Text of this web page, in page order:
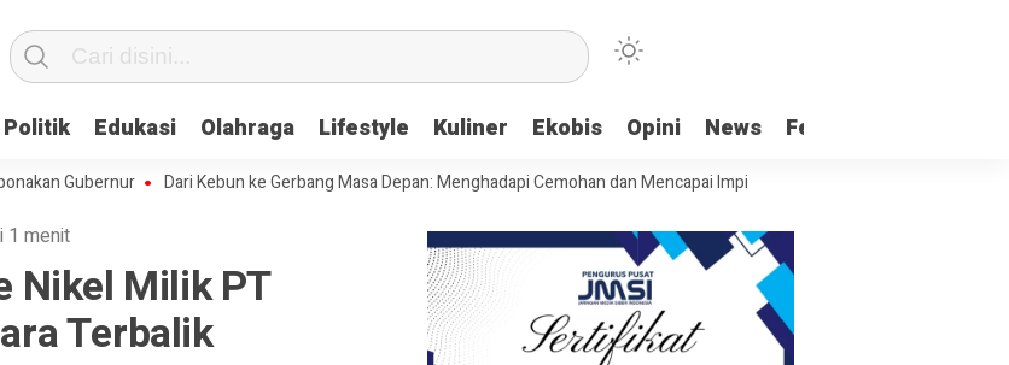
Politik Edukasi Olahraga Lifestyle Kuliner Ekobis Opini News Feature
Dari Kebun ke Gerbang Masa Depan: Menghadapi Cemohan dan Mencapai Impian Ridwan Bae: PT SCM dan Perkebunan
1 menit
Nikel Milik PT
Terbalik